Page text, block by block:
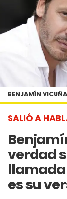
SALIÓ A
verdad
llamada
es su
BENJAMÍN